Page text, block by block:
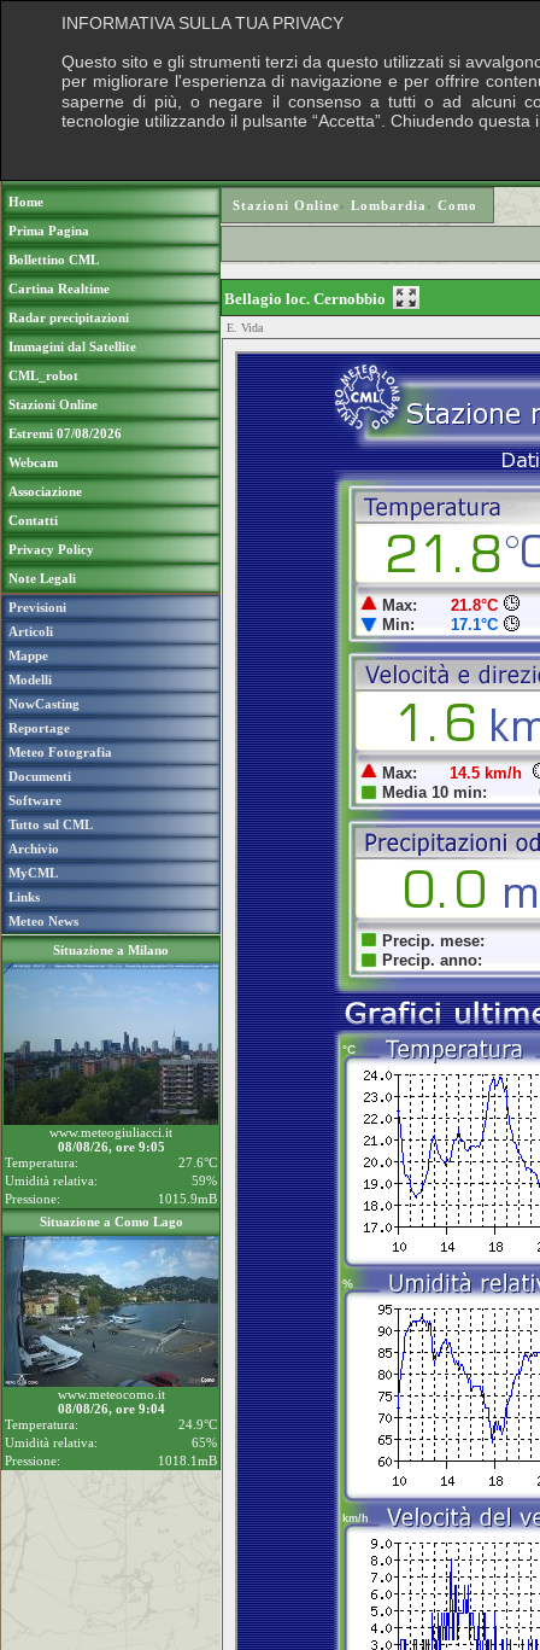
Home
Prima Pagina
Bollettino CML
Cartina Realtime
Radar precipitazioni
Immagini dal Satellite
CML_robot
Stazioni Online
Estremi 07/08/2026
Webcam
Associazione
Contatti
Privacy Policy
Note Legali
Previsioni
Articoli
Mappe
Modelli
NowCasting
Reportage
Meteo Fotografia
Documenti
Software
Tutto sul CML
Archivio
MyCML
Links
Meteo News
Situazione a Milano
www.meteogiuliacci.it
08/08/26, ore 9:05
Temperatura:
27.6°C
Umidità relativa:
59%
Pressione:
1015.9mB
Situazione a Como Lago
www.meteocomo.it
08/08/26, ore 9:04
Temperatura:
24.9°C
Umidità relativa:
65%
Pressione:
1018.1mB
Stazioni Online› Lombardia › Como
Bellagio loc. Cernobbio
E. Vida
INFORMATIVA SULLA TUA PRIVACY
Questo sito e gli strumenti terzi da questo utilizzati si
per migliorare l'esperienza di navigazione e per offrire
saperne di più, o negare il consenso a tutti o ad alcuni
tecnologie utilizzando il pulsante “Accetta”. Chiudendo